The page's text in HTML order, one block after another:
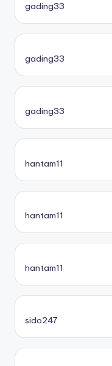
gading33
gading33
gading33
hantam11
hantam11
hantam11
sido247